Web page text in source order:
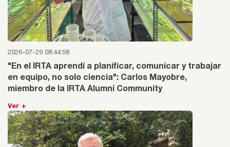
2026-07-29 08:44:58
"En el IRTA aprendí a planificar, comunicar y trabajar
en equipo, no solo ciencia": Carlos Mayobre,
miembro de la IRTA Alumni Community
Ver +